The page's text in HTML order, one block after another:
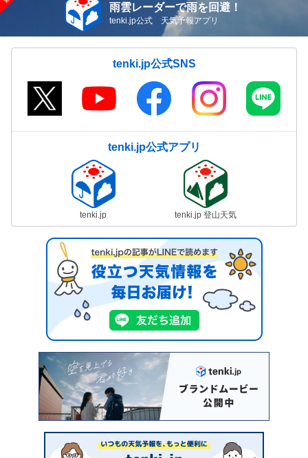
雨雲レーダーで雨を回避！
tenki.jp公式 天気予報アプリ
tenki.jp公式SNS
tenki.jp公式アプリ
tenki.jp tenki.jp 登山天気